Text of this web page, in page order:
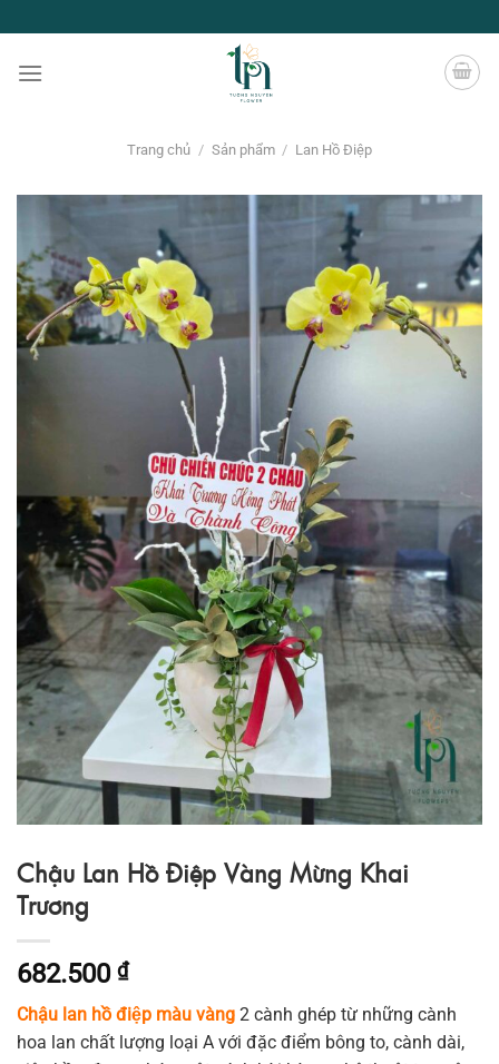
đến
nội
Trang chủ / Sản phẩm / Lan Hồ Điệp
Chậu Lan Hồ Điệp Vàng Mừng Khai
Trương
682.500 ₫
Chậu lan hồ điệp màu vàng 2 cành ghép từ những cành
hoa lan chất lượng loại A với đặc điểm bông to, cành dài,